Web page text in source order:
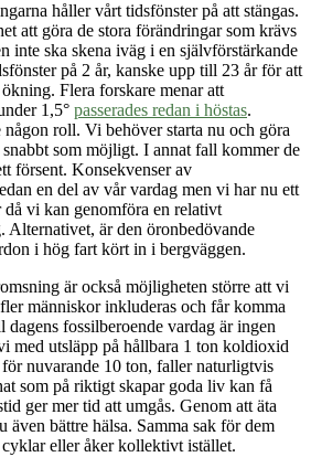
håller vårt tidsfönster på att stängas.
att göra de stora förändringar som krävs
inte ska skena iväg i en självförstärkande
på 2 år, kanske upp till 23 år för att
Flera forskare menar att
1,5° passerades redan i höstas.
roll. Vi behöver starta nu och göra
som möjligt. I annat fall kommer de
försent. Konsekvenser av
en del av vår vardag men vi har nu ett
vi kan genomföra en relativt
Alternativet, är den öronbedövande
i hög fart kört in i bergväggen.
är också möjligheten större att vi
människor inkluderas och får komma
fossilberoende vardag är ingen
med utsläpp på hållbara 1 ton koldioxid
nuvarande 10 ton, faller naturligtvis
som på riktigt skapar goda liv kan få
ger mer tid att umgås. Genom att äta
även bättre hälsa. Samma sak för dem
eller åker kollektivt istället.